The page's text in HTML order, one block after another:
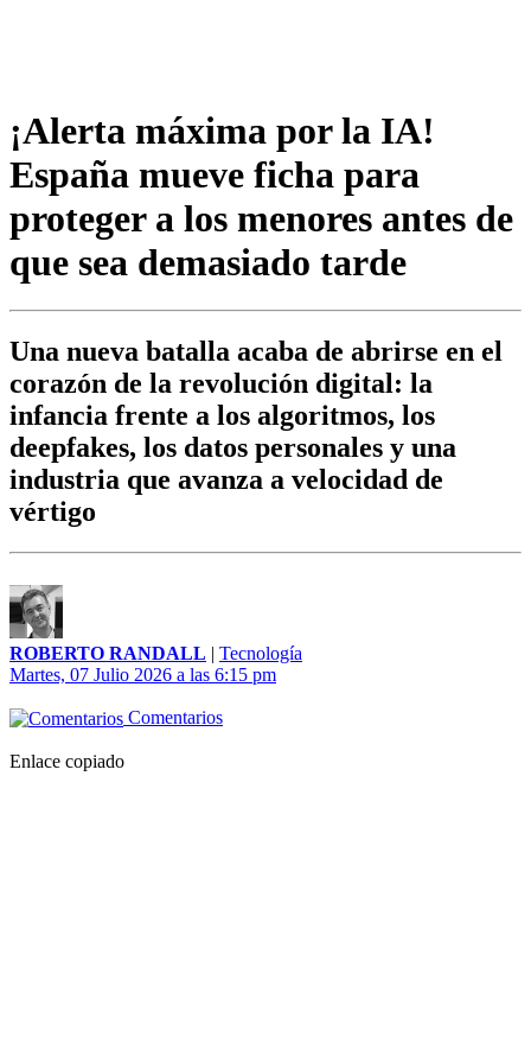
¡Alerta máxima por la IA!
España mueve ficha para
proteger a los menores antes de
que sea demasiado tarde
Una nueva batalla acaba de abrirse en el
corazón de la revolución digital: la
infancia frente a los algoritmos, los
deepfakes, los datos personales y una
industria que avanza a velocidad de
vértigo
ROBERTO RANDALL | Tecnología
Martes, 07 Julio 2026 a las 6:15 pm
Comentarios
Enlace copiado